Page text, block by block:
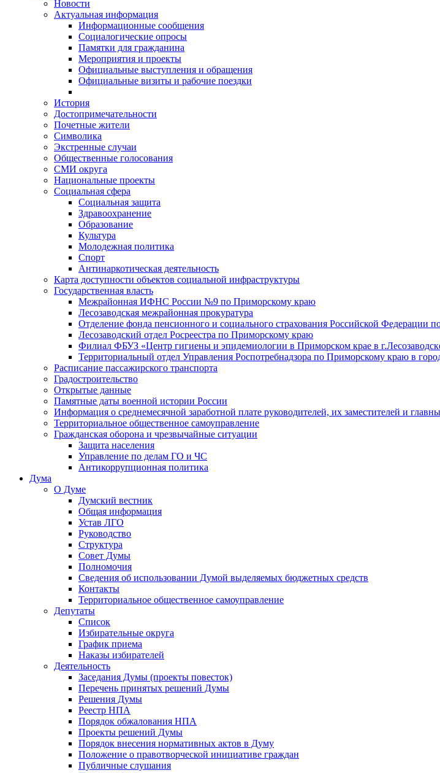
Новости
Актуальная информация
Информационные сообщения
Социалогические опросы
Памятки для гражданина
Мероприятия и проекты
Официальные выступления и обращения
Официальные визиты и рабочие поездки
История
Достопримечательности
Почетные жители
Символика
Экстренные случаи
Общественные голосования
СМИ округа
Национальные проекты
Социальная сфера
Социальная защита
Здравоохранение
Образование
Культура
Молодежная политика
Спорт
Антинаркотическая деятельность
Карта доступности объектов социальной инфраструктуры
Государственная власть
Межрайонная ИФНС России №9 по Приморскому краю
Лесозаводская межрайонная прокуратура
Отделение фонда пенсионного и социального страхования Российской Федерации
Лесозаводский отдел Росреестра по Приморскому краю
Филиал ФБУЗ «Центр гигиены и эпидемиологии в Приморском крае в
Территориальный отдел Управления Роспотребнадзора по Приморскому краю в
Расписание пассажирского транспорта
Градостроительство
Открытые данные
Памятные даты военной истории России
Информация о среднемесячной заработной плате руководителей, их заместителей и
Территориальное общественное самоуправление
Гражданская оборона и чрезвычайные ситуации
Защита населения
Управление по делам ГО и ЧС
Антикоррупционная политика
Дума
О Думе
Думский вестник
Общая информация
Устав ЛГО
Руководство
Структура
Совет Думы
Полномочия
Сведения об использовании Думой выделяемых бюджетных средств
Контакты
Территориальное общественное самоуправление
Депутаты
Список
Избирательные округа
График приема
Наказы избирателей
Деятельность
Заседания Думы (проекты повесток)
Перечень принятых решений Думы
Решения Думы
Реестр НПА
Порядок обжалования НПА
Проекты решений Думы
Порядок внесения нормативных актов в Думу
Положение о правотворческой инициативе граждан
Публичные слушания